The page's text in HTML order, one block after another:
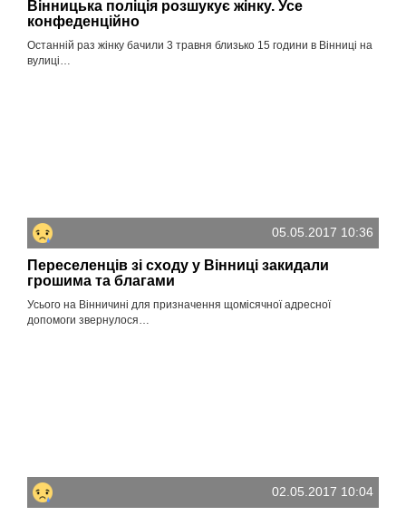
Вінницька поліція розшукує жінку. Усе
конфеденційно
Останній раз жінку бачили 3 травня близько 15 години в Вінниці на
вулиці…
05.05.2017 10:36
Переселенців зі сходу у Вінниці закидали
грошима та благами
Усього на Вінничині для призначення щомісячної адресної
допомоги звернулося…
02.05.2017 10:04